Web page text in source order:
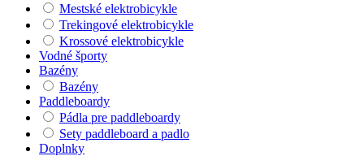
Mestské elektrobicykle
Trekingové elektrobicykle
Krossové elektrobicykle
Vodné športy
Bazény
Bazény
Paddleboardy
Pádla pre paddleboardy
Sety paddleboard a padlo
Doplnky